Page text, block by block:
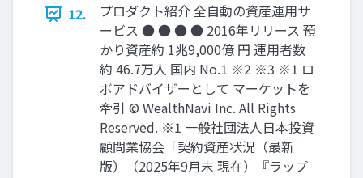
12.
プロダクト紹介 全自動の資産運用サ
ービス ● ● ● ● 2016年リリース 預
かり資産約 1兆9,000億 円 運用者数
約 46.7万人 国内 No.1 ※2 ※3 ※1 ロ
ボアドバイザーとして マーケットを
牽引 © WealthNavi Inc. All Rights
Reserved. ※1 ⼀般社団法⼈⽇本投資
顧問業協会「契約資産状況（最新
版）（2025年9⽉末 現在）『ラップ